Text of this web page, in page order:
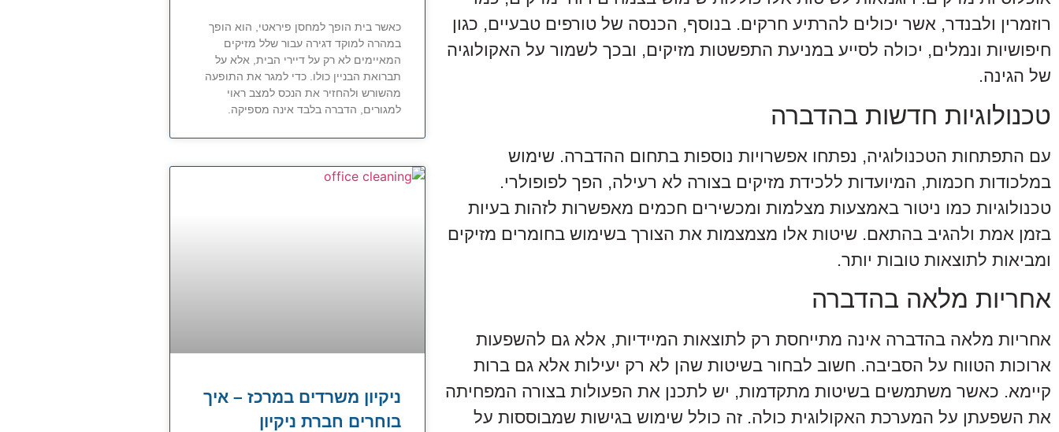
רוזמרין ולבנדר, אשר יכולים להרתיע חרקים. בנוסף, הכנסה של טורפים טבעיים, כגון
חיפושיות ונמלים, יכולה לסייע במניעת התפשטות מזיקים, ובכך לשמור על האקולוגיה
של הגינה.
טכנולוגיות חדשות בהדברה
עם התפתחות הטכנולוגיה, נפתחו אפשרויות נוספות בתחום ההדברה. שימוש
במלכודות חכמות, המיועדות ללכידת מזיקים בצורה לא רעילה, הפך לפופולרי.
טכנולוגיות כמו ניטור באמצעות מצלמות ומכשירים חכמים מאפשרות לזהות בעיות
בזמן אמת ולהגיב בהתאם. שיטות אלו מצמצמות את הצורך בשימוש בחומרים מזיקים
ומביאות לתוצאות טובות יותר.
אחריות מלאה בהדברה
אחריות מלאה בהדברה אינה מתייחסת רק לתוצאות המיידיות, אלא גם להשפעות
ארוכות הטווח על הסביבה. חשוב לבחור בשיטות שהן לא רק יעילות אלא גם ברות
קיימא. כאשר משתמשים בשיטות מתקדמות, יש לתכנן את הפעולות בצורה המפחיתה
את השפעתן על המערכת האקולוגית כולה. זה כולל שימוש בגישות שמבוססות על
כאשר בית הופך למחסן פיראטי, הוא הופך
במהרה למוקד דגירה עבור שלל מזיקים
המאיימים לא רק על דיירי הבית, אלא על
תברואת הבניין כולו. כדי למגר את התופעה
מהשורש ולהחזיר את הנכס למצב ראוי
למגורים, הדברה בלבד אינה מספיקה.
ניקיון משרדים במרכז – איך
בוחרים חברת ניקיון